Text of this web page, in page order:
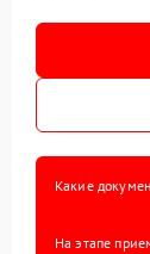
Какие
На этапе